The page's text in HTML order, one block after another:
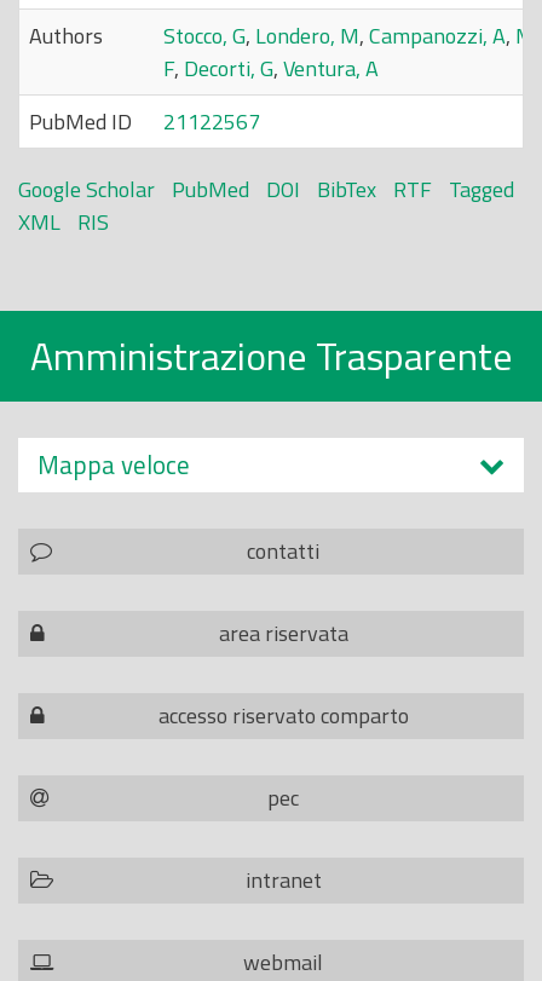
Authors Stocco, G, Londero, M,Campanozzi, A,
F, Decorti, G,Ventura, A
PubMed ID
21122567
Google Scholar PubMed DOI BibTex RTF Tagged
XML RIS
Amministrazione Trasparente
Mappa veloce
contatti
area riservata
accesso riservato comparto
pec
intranet
webmail